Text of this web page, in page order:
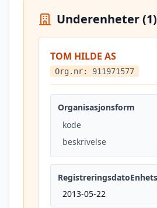
Underenheter (1)
TOM HILDE AS
Org.nr: 911971577
Organisasjonsform
kode
beskrivelse
2013-05-22